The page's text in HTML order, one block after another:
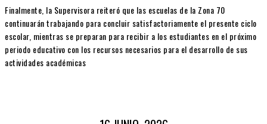
Finalmente, la Supervisora reiteró que las escuelas de la Zona 70
continuarán trabajando para concluir satisfactoriamente el presente ciclo
escolar, mientras se preparan para recibir a los estudiantes en el próximo
periodo educativo con los recursos necesarios para el desarrollo de sus
actividades académicas